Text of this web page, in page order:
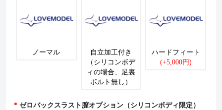
ノーマル
自立加工付き
（シリコンボデ
ィの場合、足裏
ボルト無し）
ハードフィート
(+5,000円)
ゼロバックスラスト膣オプション（シリコンボディ限定）